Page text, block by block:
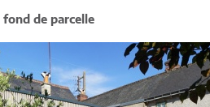
fond de parcelle